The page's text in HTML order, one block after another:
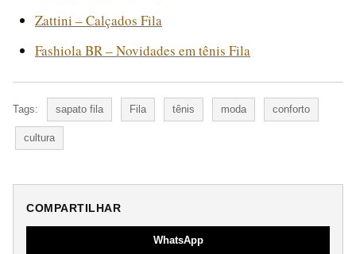
Zattini – Calçados Fila
Fashiola BR – Novidades em tênis Fila
Tags: sapato fila Fila tênis moda conforto
cultura
COMPARTILHAR
WhatsApp